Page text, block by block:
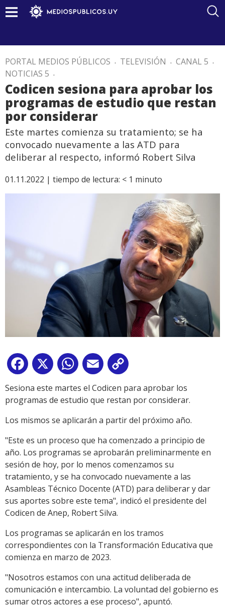
PORTAL MEDIOS PÚBLICOS . TELEVISIÓN . CANAL 5 .
NOTICIAS 5 .
Codicen sesiona para aprobar los
programas de estudio que restan
por considerar
Este martes comienza su tratamiento; se ha
convocado nuevamente a las ATD para
deliberar al respecto, informó Robert Silva
01.11.2022 | tiempo de lectura: < 1 minuto
Facebook
X WhatsApp
Email
Link
Sesiona este martes el Codicen para aprobar los
programas de estudio que restan por considerar.
Los mismos se aplicarán a partir del próximo año.
"Este es un proceso que ha comenzado a principio de
año. Los programas se aprobarán preliminarmente en
sesión de hoy, por lo menos comenzamos su
tratamiento, y se ha convocado nuevamente a las
Asambleas Técnico Docente (ATD) para deliberar y dar
sus aportes sobre este tema", indicó el presidente del
Codicen de Anep, Robert Silva.
Los programas se aplicarán en los tramos
correspondientes con la Transformación Educativa que
comienza en marzo de 2023.
"Nosotros estamos con una actitud deliberada de
comunicación e intercambio. La voluntad del gobierno es
sumar otros actores a ese proceso", apuntó.